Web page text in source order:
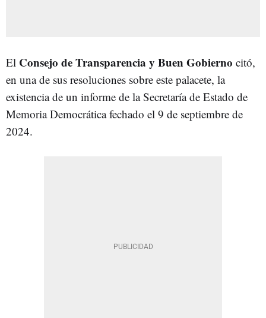
El Consejo de Transparencia y Buen Gobierno citó,
en una de sus resoluciones sobre este palacete, la
existencia de un informe de la Secretaría de Estado de
Memoria Democrática fechado el 9 de septiembre de
2024.